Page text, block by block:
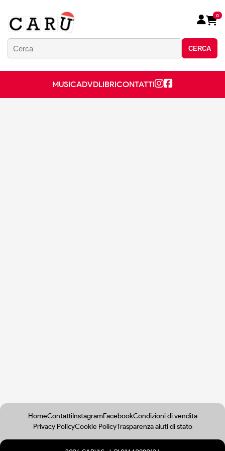
CERCA
0
MUSICADVDLIBRICONTATTI
HomeContattiInstagramFacebookCondizioni di vendita
Privacy PolicyCookie PolicyTrasparenza aiuti di stato